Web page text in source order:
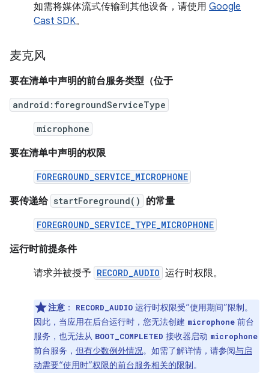
如需将媒体流式传输到其他设备，请使用 Google
Cast SDK。
麦克风
要在清单中声明的前台服务类型（位于
android:foregroundServiceType
microphone
要在清单中声明的权限
FOREGROUND_SERVICE_MICROPHONE
要传递给 startForeground() 的常量
FOREGROUND_SERVICE_TYPE_MICROPHONE
运行时前提条件
请求并被授予 RECORD_AUDIO 运行时权限。
注意 ： RECORD_AUDIO 运行时权限受“使用期间”限制。
因此，当应用在后台运行时，您无法创建 microphone 前台
服务，也无法从 BOOT_COMPLETED 接收器启动 microphone
前台服务， 但有少数例外情况。如需了解详情，请参阅与启
动需要“使用时”权限的前台服务相关的限制。